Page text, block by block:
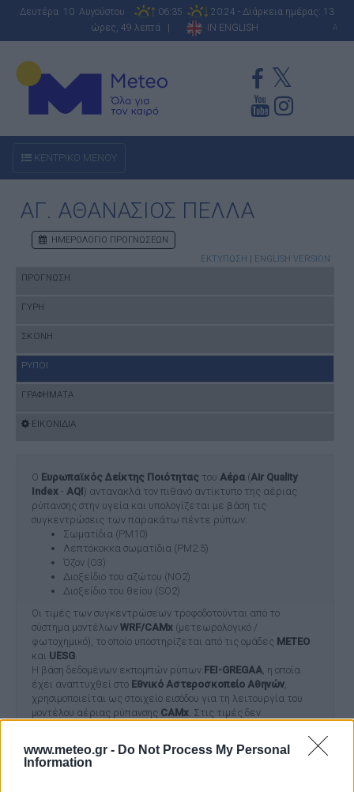
www.meteo.gr - Do Not Process My Personal
Information
Δευτέρα 10 Αυγούστου 06:35
20:24 - Διάρκεια ημέρας: 13
ώρες, 49 λεπτά |
IN ENGLISH A
ΚΕΝΤΡΙΚΟ ΜΕΝΟΥ
ΑΓ. ΑΘΑΝΑΣΙΟΣ ΠΕΛΛΑ
ΗΜΕΡΟΛΟΓΙΟ ΠΡΟΓΝΩΣΕΩΝ
ΕΚΤΥΠΩΣΗ | ENGLISH VERSION
ΠΡΟΓΝΩΣΗ
ΓΥΡΗ
ΣΚΟΝΗ
ΡΥΠΟΙ
ΓΡΑΦΗΜΑΤΑ
ΕΙΚΟΝΙΔΙΑ
Ο Ευρωπαϊκός Δείκτης Ποιότητας του Αέρα (Air Quality
Index - AQI ) αντανακλά τον πιθανό αντίκτυπο της αέριας
ρύπανσης στην υγεία και υπολογίζεται με βάση τις
συγκεντρώσεις των παρακάτω πέντε ρύπων:
Σωματίδια (PM10)
Λεπτόκοκκα σωματίδια (PM2.5)
Όζον (O3)
Διοξείδιο του αζώτου (NO2)
Διοξείδιο του θείου (SO2)
Οι τιμές των συγκεντρώσεων τροφοδοτούνται από το
σύστημα μοντέλων WRF/CAMx (μετεωρολογικό /
φωτοχημικό), το οποίο υποστηρίζεται από τις ομάδες ΜΕΤΕΟ
και UESG.
Η βάση δεδομένων εκπομπών ρύπων FEI-GREGAA, η οποία
έχει αναπτυχθεί στο Εθνικό Αστεροσκοπείο Αθηνών,
χρησιμοποιείται ως στοιχείο εισόδου για τη λειτουργία του
μοντέλου αέριας ρύπανσης CAMx. Στις τιμές δεν